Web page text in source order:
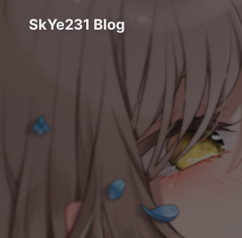
SkYe231 Blog